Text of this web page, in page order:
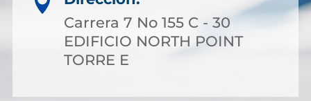
Carrera 7 No 155 C - 30
EDIFICIO NORTH POINT
TORRE E